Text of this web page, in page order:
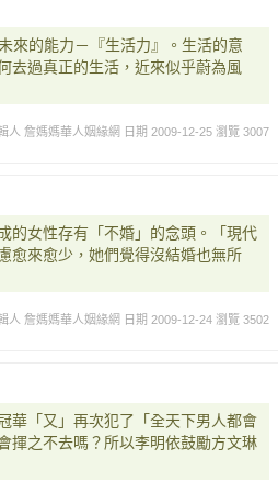
來的能力－『生活力』。生活的意
去過真正的生活，近來似乎蔚為風
人 詹媽媽華人姻緣網 日期 2009-12-25 瀏覽 3007
的女性存有「不婚」的念頭。「現代
愈來愈少，她們覺得沒結婚也無所
人 詹媽媽華人姻緣網 日期 2009-12-24 瀏覽 3502
華「又」再次犯了「全天下男人都會
揮之不去嗎？所以李明依鼓勵方文琳